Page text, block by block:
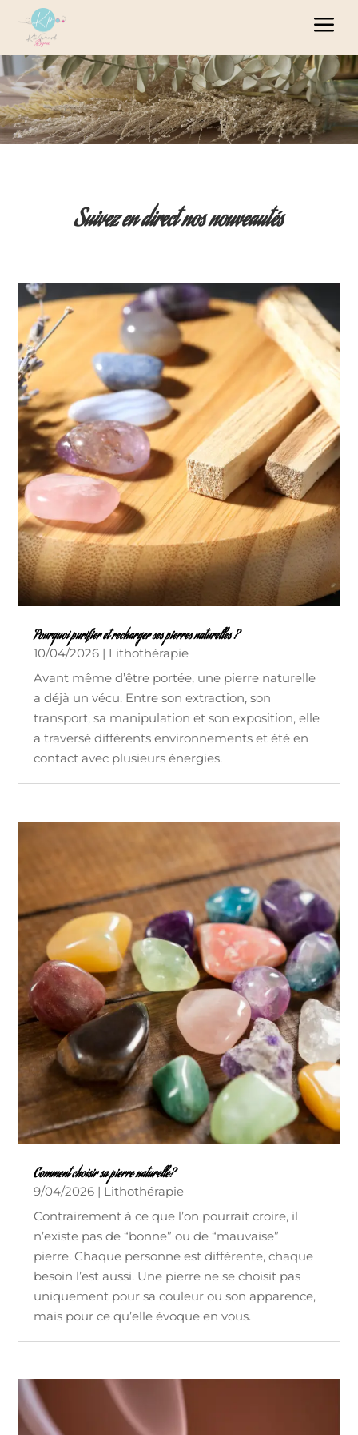
Panneau de gestion des cookies a
Suivez en direct nos nouveautés
Pourquoi purifier et recharger ses pierres naturelles ?
10/04/2026 | Lithothérapie
Avant même d’être portée, une pierre naturelle
a déjà un vécu. Entre son extraction, son
transport, sa manipulation et son exposition, elle
a traversé différents environnements et été en
contact avec plusieurs énergies.
Comment choisir sa pierre naturelle?
9/04/2026 | Lithothérapie
Contrairement à ce que l’on pourrait croire, il
n’existe pas de “bonne” ou de “mauvaise”
pierre. Chaque personne est différente, chaque
besoin l’est aussi. Une pierre ne se choisit pas
uniquement pour sa couleur ou son apparence,
mais pour ce qu’elle évoque en vous.